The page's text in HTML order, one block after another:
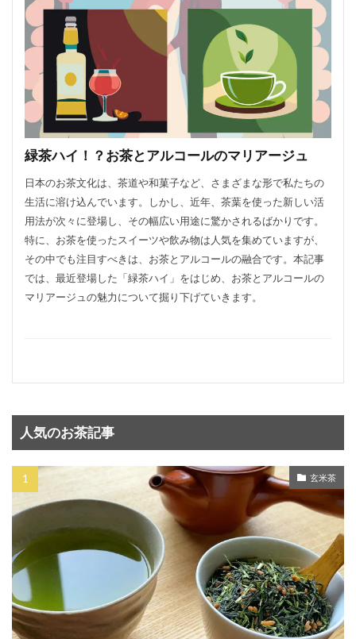
緑茶ハイ！？お茶とアルコールのマリアージュ
日本のお茶文化は、茶道や和菓子など、さまざまな形で私たちの
生活に溶け込んでいます。しかし、近年、茶葉を使った新しい活
用法が次々に登場し、その幅広い用途に驚かされるばかりです。
特に、お茶を使ったスイーツや飲み物は人気を集めていますが、
その中でも注目すべきは、お茶とアルコールの融合です。本記事
では、最近登場した「緑茶ハイ」をはじめ、お茶とアルコールの
マリアージュの魅力について掘り下げていきます。
人気のお茶記事
玄米茶